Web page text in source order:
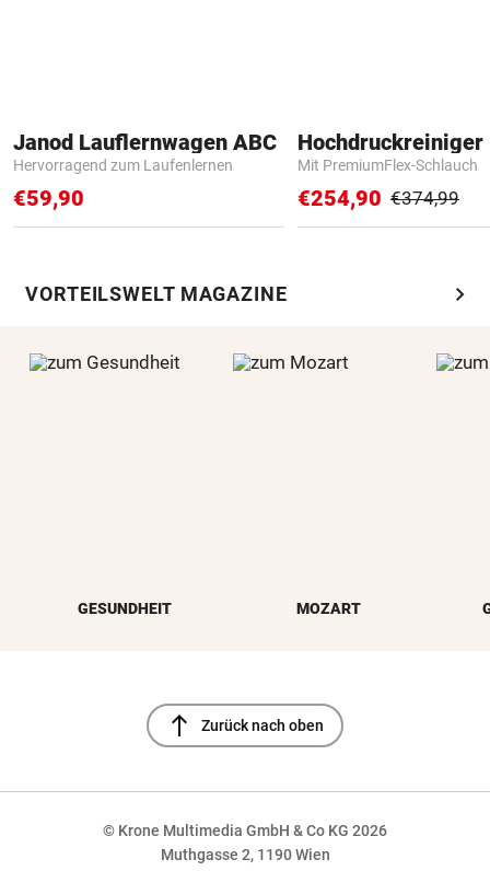
Janod Lauflernwagen ABC
Hervorragend zum Laufenlernen
€59,90
Hochdruckreiniger
Mit PremiumFlex-Schlauch
€254,90 €374,99
VORTEILSWELT MAGAZINE chevron_right
GESUNDHEIT MOZART
north Zurück nach oben
© Krone Multimedia GmbH & Co KG 2026
Muthgasse 2, 1190 Wien